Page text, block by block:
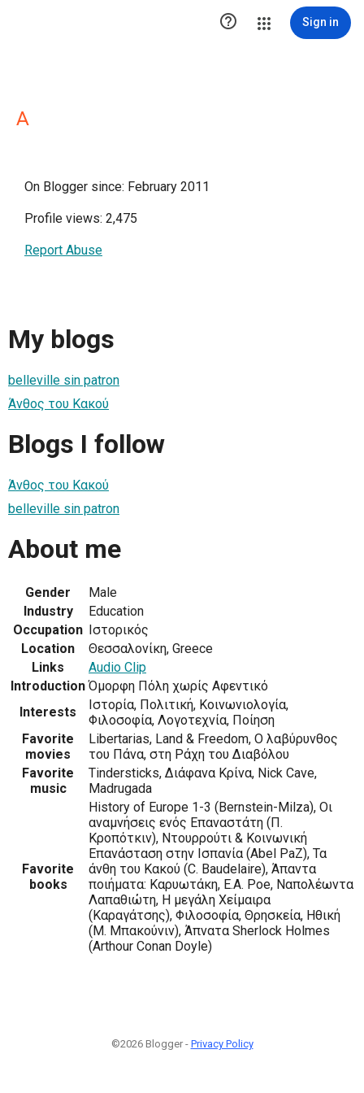
 Sign in
A
On Blogger since: February 2011
Profile views: 2,475
Report Abuse
My blogs
belleville sin patron
Άνθος του Κακού
Blogs I follow
Άνθος του Κακού
belleville sin patron
About me
Gender
Male
Industry
Education
Occupation Ιστορικός
Location
Θεσσαλονίκη, Greece
Links
Audio Clip
Introduction Όμορφη Πόλη χωρίς Αφεντικό
Interests
Ιστορία, Πολιτική, Κοινωνιολογία,
Φιλοσοφία, Λογοτεχνία, Ποίηση
Favorite
movies
Libertarias, Land & Freedom, Ο λαβύρυνθος
του Πάνα, στη Ράχη του Διαβόλου
Favorite
music
Tindersticks, Διάφανα Κρίνα, Nick Cave,
Madrugada
Favorite
books
History of Europe 1-3 (Bernstein-Milza), Οι
αναμνήσεις ενός Επαναστάτη (Π.
Κροπότκιν), Ντουρρούτι & Κοινωνική
Επανάσταση στην Ισπανία (Abel PaZ), Τα
άνθη του Κακού (C. Baudelaire), Άπαντα
ποιήματα: Καρυωτάκη, E.A. Poe, Ναπολέωντα
Λαπαθιώτη, Η μεγάλη Χείμαιρα
(Καραγάτσης), Φιλοσοφία, Θρησκεία, Ηθική
(Μ. Μπακούνιν), Άπνατα Sherlock Holmes
(Arthour Conan Doyle)
©2026 Blogger - Privacy Policy